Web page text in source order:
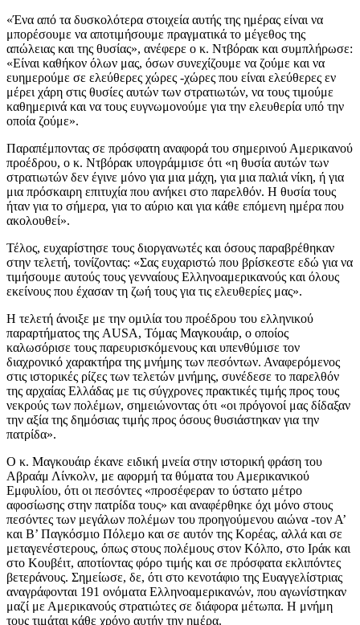
«Ένα από τα δυσκολότερα στοιχεία αυτής της ημέρας είναι να
μπορέσουμε να αποτιμήσουμε πραγματικά το μέγεθος της
απώλειας και της θυσίας», ανέφερε ο κ. Ντβόρακ και συμπλήρωσε:
«Είναι καθήκον όλων μας, όσων συνεχίζουμε να ζούμε και να
ευημερούμε σε ελεύθερες χώρες -χώρες που είναι ελεύθερες εν
μέρει χάρη στις θυσίες αυτών των στρατιωτών, να τους τιμούμε
καθημερινά και να τους ευγνωμονούμε για την ελευθερία υπό την
οποία ζούμε».
Παραπέμποντας σε πρόσφατη αναφορά του σημερινού Αμερικανού
προέδρου, ο κ. Ντβόρακ υπογράμμισε ότι «η θυσία αυτών των
στρατιωτών δεν έγινε μόνο για μια μάχη, για μια παλιά νίκη, ή για
μια πρόσκαιρη επιτυχία που ανήκει στο παρελθόν. Η θυσία τους
ήταν για το σήμερα, για το αύριο και για κάθε επόμενη ημέρα που
ακολουθεί».
Τέλος, ευχαρίστησε τους διοργανωτές και όσους παραβρέθηκαν
στην τελετή, τονίζοντας: «Σας ευχαριστώ που βρίσκεστε εδώ για να
τιμήσουμε αυτούς τους γενναίους Ελληνοαμερικανούς και όλους
εκείνους που έχασαν τη ζωή τους για τις ελευθερίες μας».
Η τελετή άνοιξε με την ομιλία του προέδρου του ελληνικού
παραρτήματος της AUSA, Τόμας Μαγκουάιρ, ο οποίος
καλωσόρισε τους παρευρισκόμενους και υπενθύμισε τον
διαχρονικό χαρακτήρα της μνήμης των πεσόντων. Αναφερόμενος
στις ιστορικές ρίζες των τελετών μνήμης, συνέδεσε το παρελθόν
της αρχαίας Ελλάδας με τις σύγχρονες πρακτικές τιμής προς τους
νεκρούς των πολέμων, σημειώνοντας ότι «οι πρόγονοί μας δίδαξαν
την αξία της δημόσιας τιμής προς όσους θυσιάστηκαν για την
πατρίδα».
Ο κ. Μαγκουάιρ έκανε ειδική μνεία στην ιστορική φράση του
Αβραάμ Λίνκολν, με αφορμή τα θύματα του Αμερικανικού
Εμφυλίου, ότι οι πεσόντες «προσέφεραν το ύστατο μέτρο
αφοσίωσης στην πατρίδα τους» και αναφέρθηκε όχι μόνο στους
πεσόντες των μεγάλων πολέμων του προηγούμενου αιώνα -τον Α’
και Β’ Παγκόσμιο Πόλεμο και σε αυτόν της Κορέας, αλλά και σε
μεταγενέστερους, όπως στους πολέμους στον Κόλπο, στο Ιράκ και
στο Κουβέιτ, αποτίοντας φόρο τιμής και σε πρόσφατα εκλιπόντες
βετεράνους. Σημείωσε, δε, ότι στο κενοτάφιο της Ευαγγελίστριας
αναγράφονται 191 ονόματα Ελληνοαμερικανών, που αγωνίστηκαν
μαζί με Αμερικανούς στρατιώτες σε διάφορα μέτωπα. Η μνήμη
τους τιμάται κάθε χρόνο αυτήν την ημέρα.